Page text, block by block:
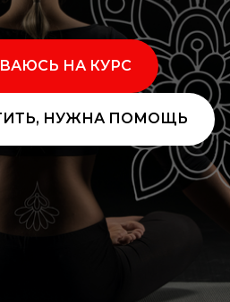
НА КУРС
НУЖНА ПОМОЩЬ